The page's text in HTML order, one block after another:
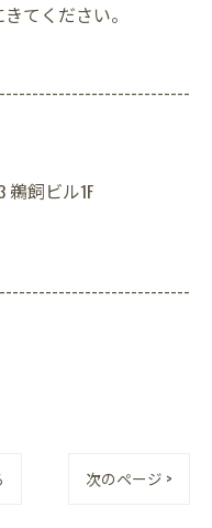
てください。
鵜飼ビル1F
次のページ >